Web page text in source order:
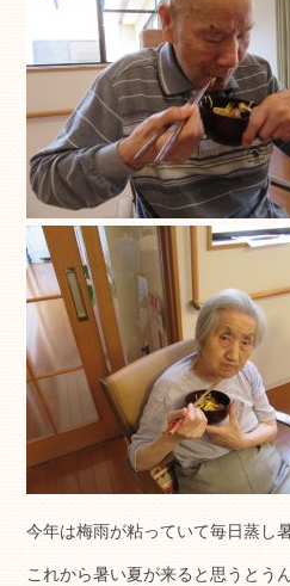
今年は梅雨が粘っていて毎日蒸し
これから暑い夏が来ると思うとう